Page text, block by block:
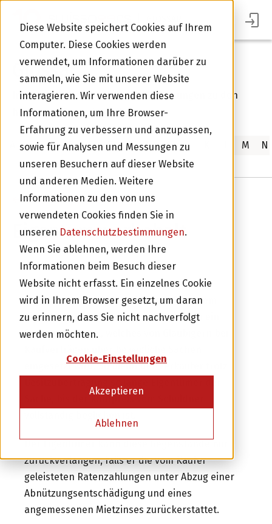
Diese Website speichert Cookies auf Ihrem
Computer. Diese Cookies werden
verwendet, um Informationen darüber zu
sammeln, wie Sie mit unserer Website
interagieren. Wir verwenden diese
Informationen, um Ihre Browser-
Erfahrung zu verbessern und anzupassen,
sowie für Analysen und Messungen zu
unseren Besuchern auf dieser Website
und anderen Medien. Weitere
Informationen zu den von uns
verwendeten Cookies finden Sie in
unseren Datenschutzbestimmungen.
Wenn Sie ablehnen, werden Ihre
Informationen beim Besuch dieser
Website nicht erfasst. Ein einzelnes Cookie
wird in Ihrem Browser gesetzt, um daran
zu erinnern, dass Sie nicht nachverfolgt
werden möchten.
Cookie-Einstellungen
Akzeptieren
Ablehnen
Im Portal Anmelden
Investor werden
Kreditnehmer werden
Glossar
In unserem Glossar finden Sie Erklärungen zu den
häufigsten Finanzbegriffen.
B C D E F G H I J M N
Zurück zur Übersicht
Eigentumsvorbehalt
Was ist ein Eigentumsvorbehalt?
Eigentumsvorbehalt Definition:Bei einem
Eigentumsvorbehalt handelt es sich um ein
Sicherungsmittel, welches von Gläubigern bei
eingesetzt wird. So bleibt der Verkäufer trotz
Sache, bis der Kaufpreis vom Schuldner
zurückverlangen, falls er die vom Käufer
geleisteten Ratenzahlungen unter Abzug einer
Abnützungsentschädigung und eines
angemessenen Mietzinses zurückerstattet.